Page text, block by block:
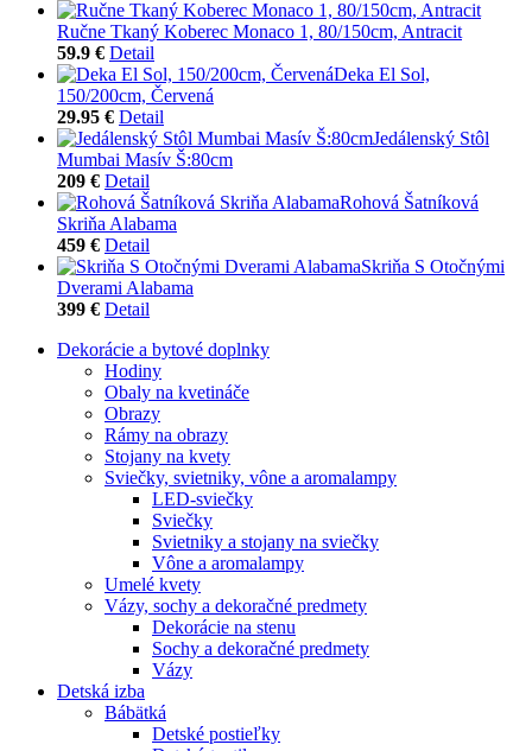
Ručne Tkaný Koberec Monaco 1, 80/150cm, Antracit
59.9 € Detail
Deka El Sol,
150/200cm, Červená
29.95 € Detail
Jedálenský Stôl
Mumbai Masív Š:80cm
209 € Detail
Rohová Šatníková
Skriňa Alabama
459 € Detail
Skriňa S Otočnými
Dverami Alabama
399 € Detail
Dekorácie a bytové doplnky
Hodiny
Obaly na kvetináče
Obrazy
Rámy na obrazy
Stojany na kvety
Sviečky, svietniky, vône a aromalampy
LED-sviečky
Sviečky
Svietniky a stojany na sviečky
Vône a aromalampy
Umelé kvety
Vázy, sochy a dekoračné predmety
Dekorácie na stenu
Sochy a dekoračné predmety
Vázy
Detská izba
Bábätká
Detské postieľky